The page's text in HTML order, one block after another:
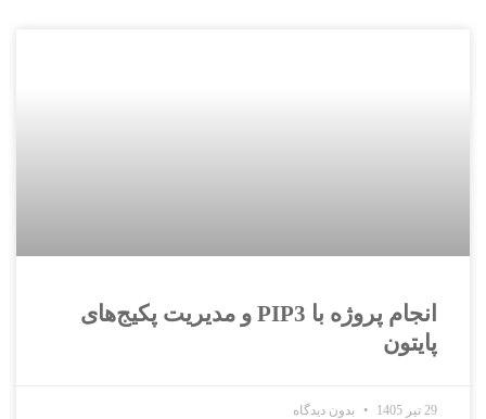
انجام پروژه با PIP3 و مدیریت پکیج‌های
پایتون
29 تیر 1405 بدون دیدگاه